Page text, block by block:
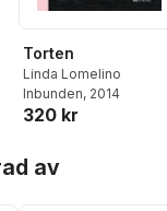
antal röster:
Torten
Linda Lomelino
Inbunden, 2014
320 kr
av